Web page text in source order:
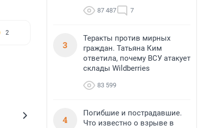
2
87 487 7
3
Теракты против мирных
граждан. Татьяна Ким
ответила, почему ВСУ атакует
склады Wildberries
83 599
4
Погибшие и пострадавшие.
Что известно о взрыве в